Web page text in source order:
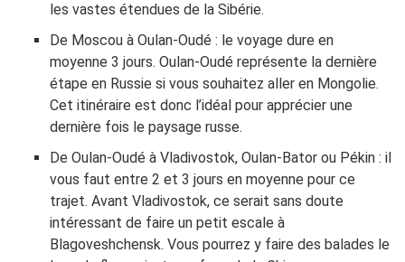
les vastes étendues de la Sibérie.
De Moscou à Oulan-Oudé : le voyage dure en
moyenne 3 jours. Oulan-Oudé représente la dernière
étape en Russie si vous souhaitez aller en Mongolie.
Cet itinéraire est donc l’idéal pour apprécier une
dernière fois le paysage russe.
De Oulan-Oudé à Vladivostok, Oulan-Bator ou Pékin : il
vous faut entre 2 et 3 jours en moyenne pour ce
trajet. Avant Vladivostok, ce serait sans doute
intéressant de faire un petit escale à
Blagoveshchensk. Vous pourrez y faire des balades le